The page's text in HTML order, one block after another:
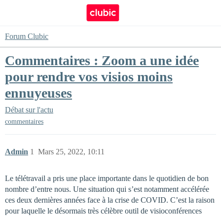
Forum Clubic
Commentaires : Zoom a une idée
pour rendre vos visios moins
ennuyeuses
Débat sur l'actu
commentaires
Admin Mars 25, 2022, 10:11
1
Le télétravail a pris une place importante dans le quotidien de bon
nombre d’entre nous. Une situation qui s’est notamment accélérée
ces deux dernières années face à la crise de COVID. C’est la raison
pour laquelle le désormais très célèbre outil de visioconférences